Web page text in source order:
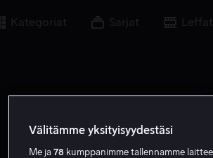
Kategoriat Sarjat Leffat
Välitämme yksityisyydestäsi
Me ja 78 kumppanimme tallennamme